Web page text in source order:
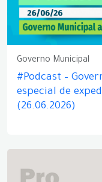
Governo Municipal
#Podcast –
especial de
(26.06.2026)